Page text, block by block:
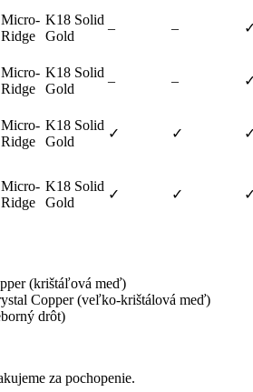
Micro-
Ridge
K18 Solid
Gold
– –
Micro-
Ridge
K18 Solid
Gold
– –
Micro-
Ridge
K18 Solid
Gold
✓ ✓
Micro-
Ridge
K18 Solid
Gold
✓ ✓
(krištáľová meď)
Copper (veľko-krištálová meď)
drôt)
za pochopenie.